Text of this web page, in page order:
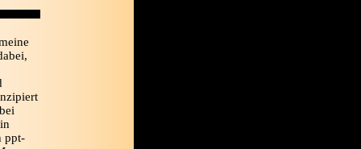
ppt-